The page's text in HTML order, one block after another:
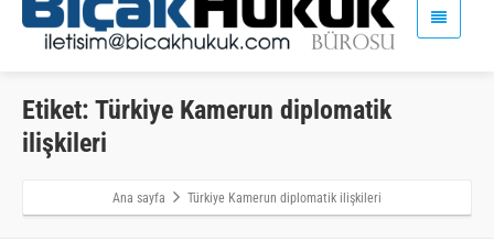
Etiket: Türkiye Kamerun diplomatik
ilişkileri
Ana sayfa Türkiye Kamerun diplomatik ilişkileri